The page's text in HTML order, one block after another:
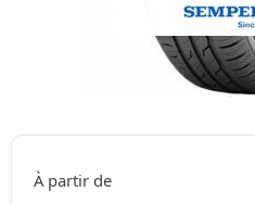
À partir de